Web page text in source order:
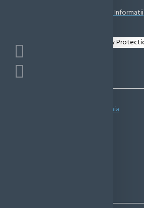
Solicita Informatii
Spune-ţi opinia